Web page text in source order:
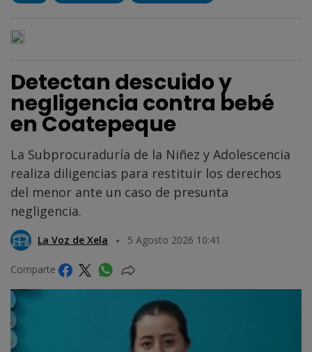
Detectan descuido y
negligencia contra bebé
en Coatepeque
La Subprocuraduría de la Niñez y Adolescencia
realiza diligencias para restituir los derechos
del menor ante un caso de presunta
negligencia.
La Voz de Xela 5 Agosto 2026 10:41
Comparte